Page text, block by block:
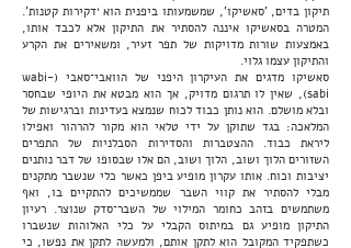
תיקון בדים, 'סאשיקו', שמשמעותו ביפנית הוא ׳דקירות קטנות'.
המטרה בסאשיקו איננה להסתיר את התיקון אלא לכבד אותו,
באמצעות שורות מדויקות של תפר זעיר, ומשאירים את הקרע
והתיקון עצמו גלוי.
סאשיקו מדגים את העיקרון היפני של הוואבי־סאבי (wabi-
sabi), שאין לו תרגום מדויק, אך הוא מבטא את היופי שבחסר
ובלא מושלם. הוא נותן כבוד לכוח שנמצא בעדינות וברגישות של
המלאכה: בגד שתוקן על ידי טלאי הוא מקור להרהור ואפילו
ליראת כבוד. ההצטברות והסדירות הסבלניות של התפרים
השזורים הלוך ושוב, הלוך ושוב, הם אלו שבסופו של דבר נותנים
יציבות וכוח. אותו עקרון מופיע ביפן כאשר כלי שנשבר מתקנים
מבלי להסתיר את קווי השבר שממשיכים להתקיים בו, ואף
משתמשים בזהב כחומר המילוי של השבר־סדק שנוצר. רעיון
התיקון מופיע גם במיתוס הקבלי על כלי האלוהות שנשברו
כשתפקיד המקובל הוא לתקן אותם, ולמעשה לתקן את נפשו, כי